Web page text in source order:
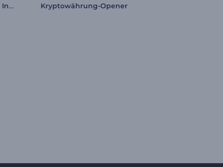
Festlicher Weihnachtskranz Intro Kryptowährung-Opener